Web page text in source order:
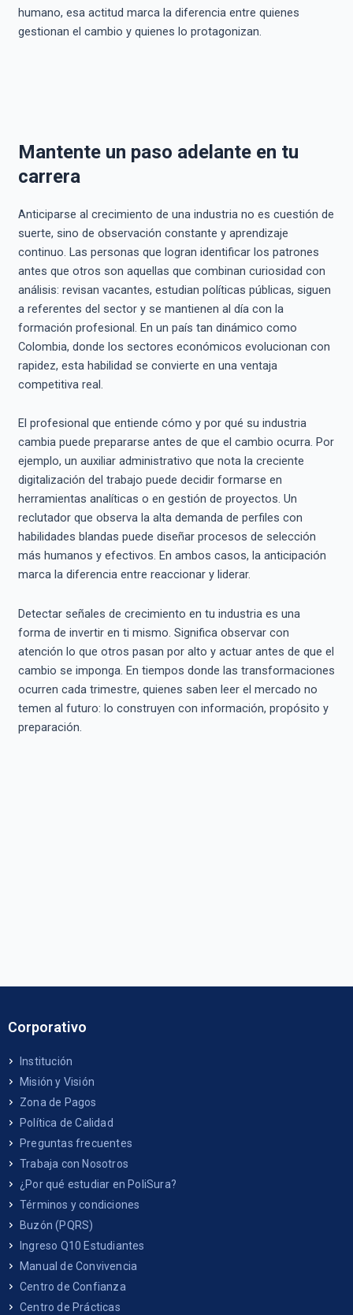
humano, esa actitud marca la diferencia entre quienes
gestionan el cambio y quienes lo protagonizan.
Mantente un paso adelante en tu
carrera
Anticiparse al crecimiento de una industria no es cuestión de
suerte, sino de observación constante y aprendizaje
continuo. Las personas que logran identificar los patrones
antes que otros son aquellas que combinan curiosidad con
análisis: revisan vacantes, estudian políticas públicas, siguen
a referentes del sector y se mantienen al día con la
formación profesional. En un país tan dinámico como
Colombia, donde los sectores económicos evolucionan con
rapidez, esta habilidad se convierte en una ventaja
competitiva real.
El profesional que entiende cómo y por qué su industria
cambia puede prepararse antes de que el cambio ocurra. Por
ejemplo, un auxiliar administrativo que nota la creciente
digitalización del trabajo puede decidir formarse en
herramientas analíticas o en gestión de proyectos. Un
reclutador que observa la alta demanda de perfiles con
habilidades blandas puede diseñar procesos de selección
más humanos y efectivos. En ambos casos, la anticipación
marca la diferencia entre reaccionar y liderar.
Detectar señales de crecimiento en tu industria es una
forma de invertir en ti mismo. Significa observar con
atención lo que otros pasan por alto y actuar antes de que el
cambio se imponga. En tiempos donde las transformaciones
ocurren cada trimestre, quienes saben leer el mercado no
temen al futuro: lo construyen con información, propósito y
preparación.
Corporativo
Institución
Misión y Visión
Zona de Pagos
Política de Calidad
Preguntas frecuentes
Trabaja con Nosotros
¿Por qué estudiar en PoliSura?
Términos y condiciones
Buzón (PQRS)
Ingreso Q10 Estudiantes
Manual de Convivencia
Centro de Confianza
Centro de Prácticas